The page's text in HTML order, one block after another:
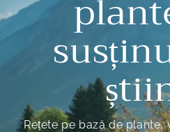
Rețete pe bază de plante,